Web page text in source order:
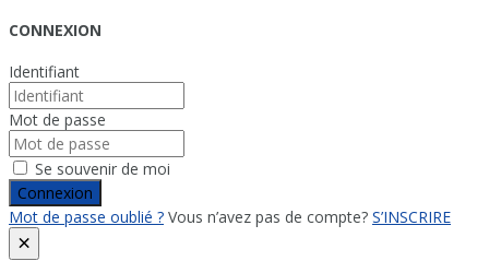
CONNEXION
Identifiant
Mot de passe
Se souvenir de moi
Connexion
Mot de passe oublié ? Vous n’avez pas de compte? S’INSCRIRE
×